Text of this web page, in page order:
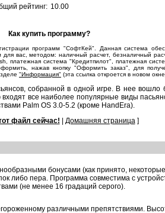
рейтинг: 10.00
Как купить программу?
программ "СофтКей". Данная система
вас, методом: наличный расчет, безналичный
платежная система "Кредитпилот", платежная
нажав кнопку "Оформить заказ", для
"Информация" (эта ссылка откроется в новом
собранной в одной игре. В нее вошло
все наиболее популярные виды
Palm OS 3.0-5.2 (кроме HandEra).
файл сейчас! Домашняя страница]
бонусами (как принято,
либо пера. Программа совместима с
(не менее 16 градаций серого).
различными препятствиями.